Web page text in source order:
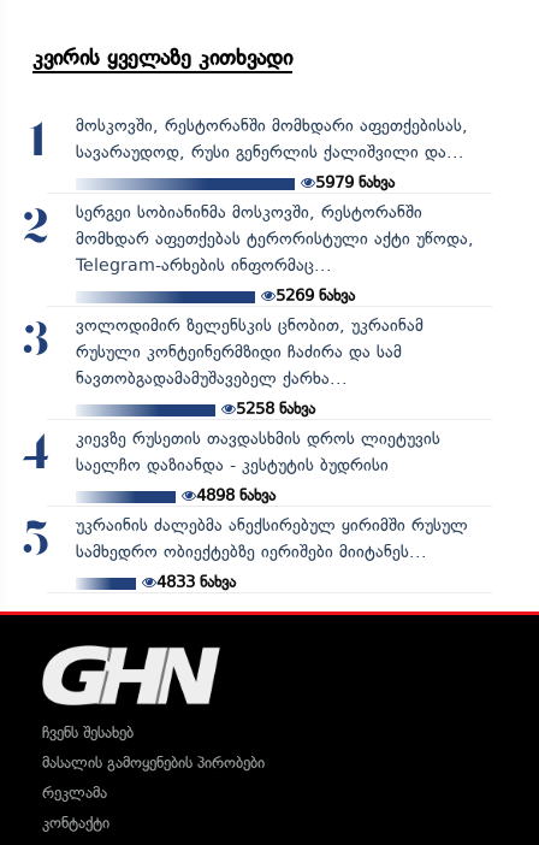
კვირის ყველაზე კითხვადი
1
მოსკოვში, რესტორანში მომხდარი აფეთქებისას,
სავარაუდოდ, რუსი გენერლის ქალიშვილი და...
5979 ნახვა
2
სერგეი სობიანინმა მოსკოვში, რესტორანში
მომხდარ აფეთქებას ტერორისტული აქტი უწოდა,
Telegram-არხების ინფორმაც...
5269ნახვა
3
ვოლოდიმირ ზელენსკის ცნობით, უკრაინამ
რუსული კონტეინერმზიდი ჩაძირა და სამ
ნავთობგადამამუშავებელ ქარხა...
5258ნახვა
4
კიევზე რუსეთის თავდასხმის დროს ლიეტუვის
საელჩო დაზიანდა - კესტუტის ბუდრისი
4898ნახვა
5
უკრაინის ძალებმა ანექსირებულ ყირიმში რუსულ
სამხედრო ობიექტებზე იერიშები მიიტანეს...
4833ნახვა
ჩვენს შესახებ
მასალის გამოყენების პირობები
რეკლამა
კონტაქტი